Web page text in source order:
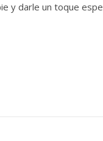
y darle un toque